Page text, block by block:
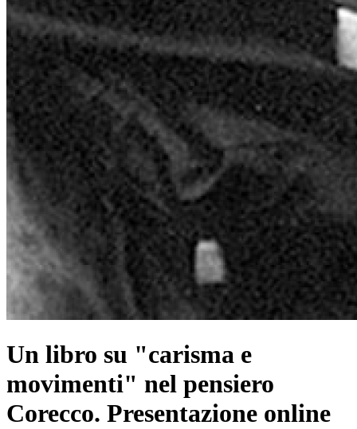
Un libro su "carisma e
movimenti" nel pensiero
Corecco. Presentazione online